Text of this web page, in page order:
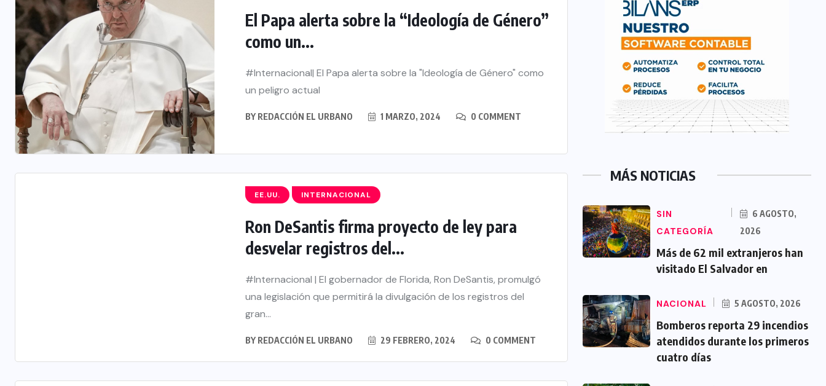
El Papa alerta sobre la “Ideología de Género”
como un...
#Internacional| El Papa alerta sobre la "Ideología de Género" como
un peligro actual
BY REDACCIÓN EL URBANO 1 MARZO, 2024 0 COMMENT
EE.UU. INTERNACIONAL
Ron DeSantis firma proyecto de ley para
desvelar registros del...
#Internacional | El gobernador de Florida, Ron DeSantis, promulgó
una legislación que permitirá la divulgación de los registros del
gran...
BY REDACCIÓN EL URBANO 29 FEBRERO, 2024 0 COMMENT
MÁS NOTICIAS
SIN
CATEGORÍA
6 AGOSTO,
2026
Más de 62 mil extranjeros han
visitado El Salvador en
NACIONAL 5 AGOSTO, 2026
Bomberos reporta 29 incendios
atendidos durante los primeros
cuatro días